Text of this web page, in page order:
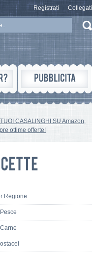
Registrati Collegati
CASALINGHI SU Amazon,
ottime offerte!
Regione